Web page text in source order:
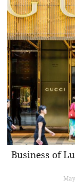
Business of